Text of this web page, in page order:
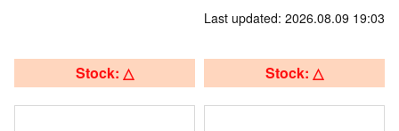
Last updated: 2026.08.09 19:03
Stock: △ Stock: △